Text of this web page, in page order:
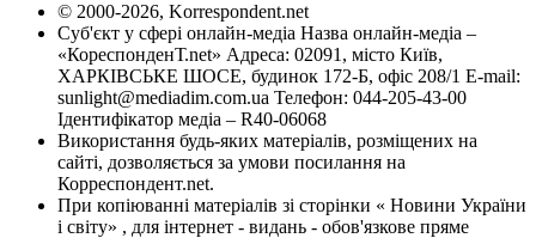
© 2000-2026, Korrespondent.net
Суб'єкт у сфері онлайн-медіа Назва онлайн-медіа –
«КореспонденТ.net» Адреса: 02091, місто Київ,
ХАРКІВСЬКЕ ШОСЕ, будинок 172-Б, офіс 208/1 E-mail:
sunlight@mediadim.com.ua Телефон: 044-205-43-00
Ідентифікатор медіа – R40-06068
Використання будь-яких матеріалів, розміщених на
сайті, дозволяється за умови посилання на
Корреспондент.net.
При копіюванні матеріалів зі сторінки « Новини України
і світу» , для інтернет - видань - обов'язкове пряме